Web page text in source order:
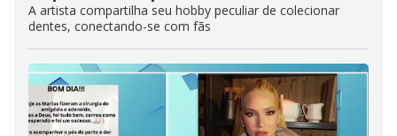
A artista compartilha seu hobby peculiar de colecionar
dentes, conectando-se com fãs